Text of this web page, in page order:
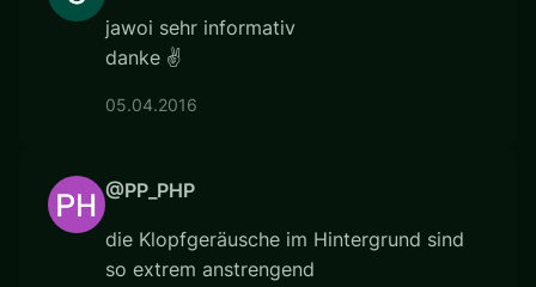
jawoi sehr informativ
danke ✌
05.04.2016
@PP_PHP
die Klopfgeräusche im Hintergrund sind
so extrem anstrengend